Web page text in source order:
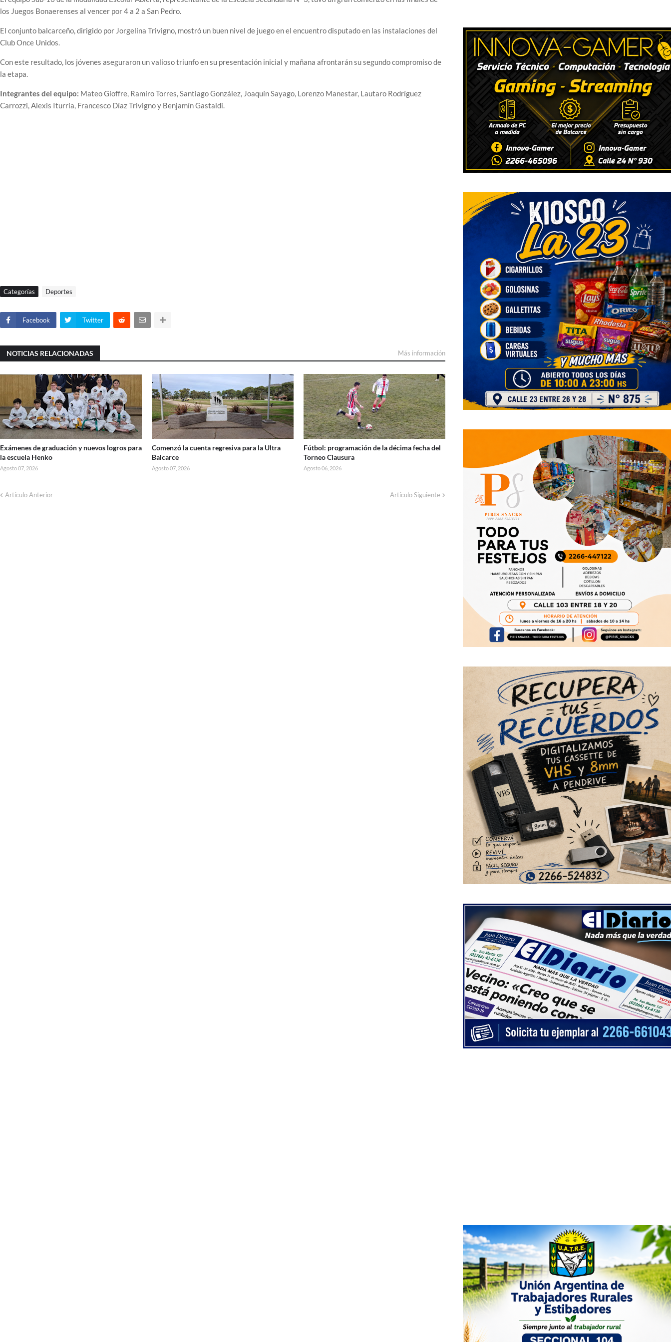
los Juegos Bonaerenses al vencer por 4 a 2 a San Pedro.
El conjunto balcarceño, dirigido por Jorgelina Trivigno, mostró un buen nivel de juego en el encuentro disputado en las instalaciones del
Club Once Unidos.
Con este resultado, los jóvenes aseguraron un valioso triunfo en su presentación inicial y mañana afrontarán su segundo compromiso de
la etapa.
Integrantes del equipo: Mateo Gioffre, Ramiro Torres, Santiago González, Joaquín Sayago, Lorenzo Manestar, Lautaro Rodríguez
Carrozzi, Alexis Iturria, Francesco Díaz Trivigno y Benjamín Gastaldi.
Categorías Deportes
Facebook Twitter
NOTICIAS RELACIONADAS Más información
Exámenes de graduación y nuevos logros para
la escuela Henko
Agosto 07, 2026
Comenzó la cuenta regresiva para la Ultra
Balcarce
Agosto 07, 2026
Fútbol: programación de la décima fecha del
Torneo Clausura
Agosto 06, 2026
Artículo Anterior Artículo Siguiente